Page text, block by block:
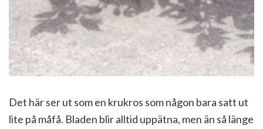
Det här ser ut som en krukros som någon bara satt ut
lite på måfå. Bladen blir alltid uppätna, men än så länge